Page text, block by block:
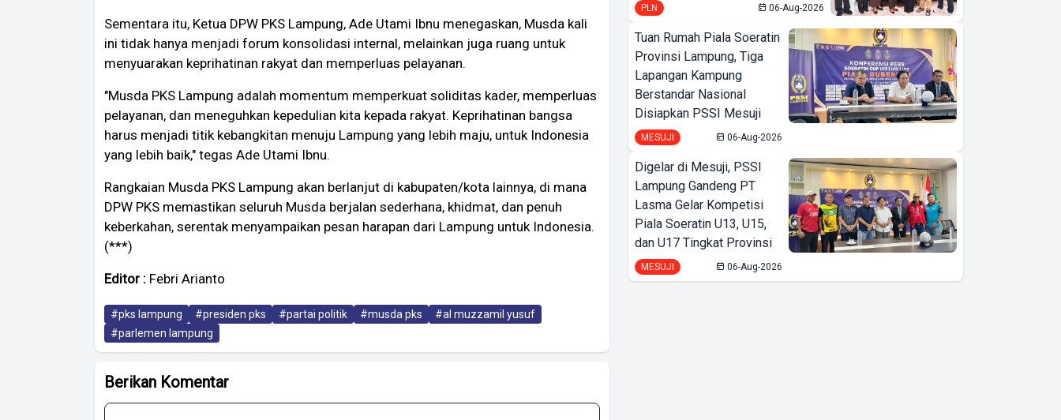
Sementara itu, Ketua DPW PKS Lampung, Ade Utami Ibnu menegaskan, Musda kali
ini tidak hanya menjadi forum konsolidasi internal, melainkan juga ruang untuk
menyuarakan keprihatinan rakyat dan memperluas pelayanan.
"Musda PKS Lampung adalah momentum memperkuat soliditas kader, memperluas
pelayanan, dan meneguhkan kepedulian kita kepada rakyat. Keprihatinan bangsa
harus menjadi titik kebangkitan menuju Lampung yang lebih maju, untuk Indonesia
yang lebih baik," tegas Ade Utami Ibnu.
Rangkaian Musda PKS Lampung akan berlanjut di kabupaten/kota lainnya, di mana
DPW PKS memastikan seluruh Musda berjalan sederhana, khidmat, dan penuh
keberkahan, serentak menyampaikan pesan harapan dari Lampung untuk Indonesia.
(***)
Editor : Febri Arianto
#pks lampung #presiden pks #partai politik #musda pks
#al muzzamil yusuf
#parlemen lampung
Berikan Komentar
PLN 06-Aug-2026
Tuan Rumah Piala Soeratin
Provinsi Lampung, Tiga
Lapangan Kampung
Berstandar Nasional
Disiapkan PSSI Mesuji
MESUJI 06-Aug-2026
Digelar di Mesuji, PSSI
Lampung Gandeng PT
Lasma Gelar Kompetisi
Piala Soeratin U13, U15,
dan U17 Tingkat Provinsi
MESUJI 06-Aug-2026